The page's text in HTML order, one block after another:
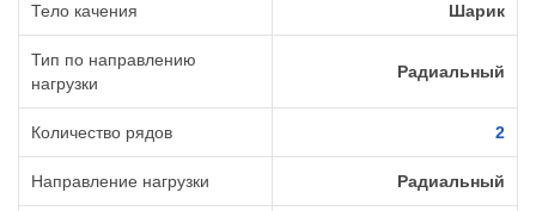
Тело качения Шарик
Тип по направлению
нагрузки
Радиальный
Количество рядов 2
Направление нагрузки Радиальный